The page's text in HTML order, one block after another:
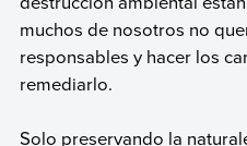
muchos de nosotros no
responsables y hacer los
remediarlo.
Solo preservando la